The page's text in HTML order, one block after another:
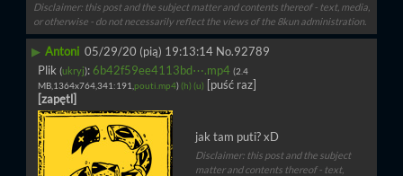
Disclaimer: this post and the subject matter and contents thereof - text, media,
or otherwise - do not necessarily reflect the views of the 8kun administration.
▶ Antoni 05/29/20 (pią) 19:13:14 No.92789
Plik (ukryj): 6b42f59ee4113bd⋯.mp4 (2.4
MB,1364x764,341:191, pouti.mp4)(h) (u) [puść raz]
[zapętl]
jak tam puti? xD
Disclaimer: this post and the subject
matter and contents thereof - text,